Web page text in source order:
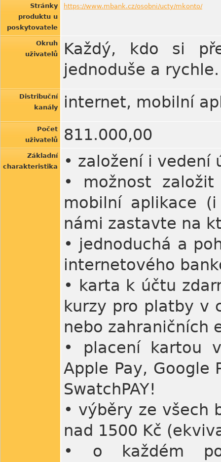
Stránky
produktu u
poskytovatele
https://www.mbank.cz/osobni/ucty/mkonto/
Okruh
uživatelů
Každý, kdo si
jednoduše a rychle.
Distribuční
kanály
internet, mobilní
Počet
uživatelů
811.000,00
Základní
charakteristika
• založení i vedení
• možnost
mobilní aplikace
námi zastavte na
• jednoduchá a
internetového
• karta k účtu
kurzy pro platby v
nebo zahraničních
• placení kartou
Apple Pay, Google
SwatchPAY!
• výběry ze všech
nad 1500 Kč
• o každém